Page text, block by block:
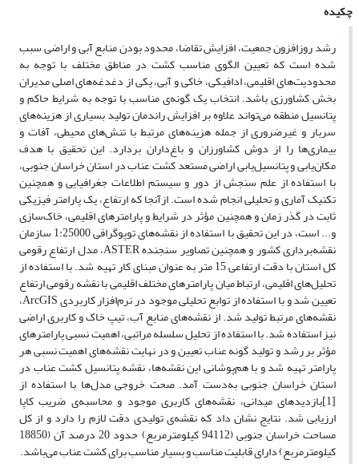
چکیده
رشد روزافزون جمعیت، افزایش تقاضا، محدود بودن منابع آبی و اراضی سبب
شده است که تعیین الگوی مناسب کشت در مناطق مختلف با توجه به
محدودیت‌های اقلیمی، ادافیکی، خاکی و آبی، یکی از دغدغه‌های اصلی مدیران
بخش کشاورزی باشد. انتخاب یک گونه‌ی مناسب با توجه به شرایط حاکم و
پتانسیل منطقه می‌تواند علاوه بر افزایش راندمان تولید بسیاری از هزینه‌های
سربار و غیرضروری از جمله هزینه‌های مرتبط با تنش‌های محیطی، آفات و
بیماری‌ها را از دوش کشاورزان و باغ‌داران بردارد. این تحقیق با هدف
مکان‌یابی و پتانسیل‌یابی اراضی مستعد کشت عناب در استان خراسان جنوبی،
با استفاده از علم سنجش از دور و سیستم اطلاعات جغرافیایی و همچنین
تکنیک آماری و تحلیلی انجام شده است. ازآنجا که ارتفاع، یک پارامتر فیزیکی
ثابت در گذر زمان و همچنین مؤثر در شرایط و پارامترهای اقلیمی، خاک‌سازی
و... است، در این تحقیق با استفاده از نقشه‌های توپوگرافی 1:25000 سازمان
نقشه‌برداری کشور و همچنین تصاویر سنجنده ASTER، مدل ارتفاع رقومی
کل استان با دقت ارتفاعی 15 متر به ‌عنوان مبنای کار تهیه شد. با استفاده از
تحلیل‌های اقلیمی، ارتباط میان پارامترهای مختلف اقلیمی با نقشه رقومی ارتفاع
تعیین شد و با استفاده از توابع تحلیلی موجود در نرم‌افزار کاربردی ArcGIS،
نقشه‌های مرتبط تولید شد. از نقشه‌های منابع آب، تیپ خاک و کاربری اراضی
نیز استفاده شد. با استفاده از تحلیل سلسله مراتبی، اهمیت نسبی پارامترهای
مؤثر بر رشد و تولید گونه عناب تعیین و در نهایت نقشه‌های اهمیت نسبی هر
پارامتر تهیه شد و با هم‌پوشانی این نقشه‌ها، نقشه‌ پتانسیل کشت عناب در
استان خراسان جنوبی به‌دست آمد. صحت خروجی مدل‌ها با استفاده از
[1]بازدیدهای میدانی، نقشه‌های کاربری موجود و محاسبه‌ی ضریب کاپا
ارزیابی شد. نتایج نشان داد که نقشه‌ی تولیدی دقت لازم را دارد و از کل
مساحت خراسان جنوبی (94112 کیلومترمربع) حدود 20 درصد آن (18850
کیلومترمربع) دارای قابلیت مناسب و بسیار مناسب برای کشت عناب می‌باشد.